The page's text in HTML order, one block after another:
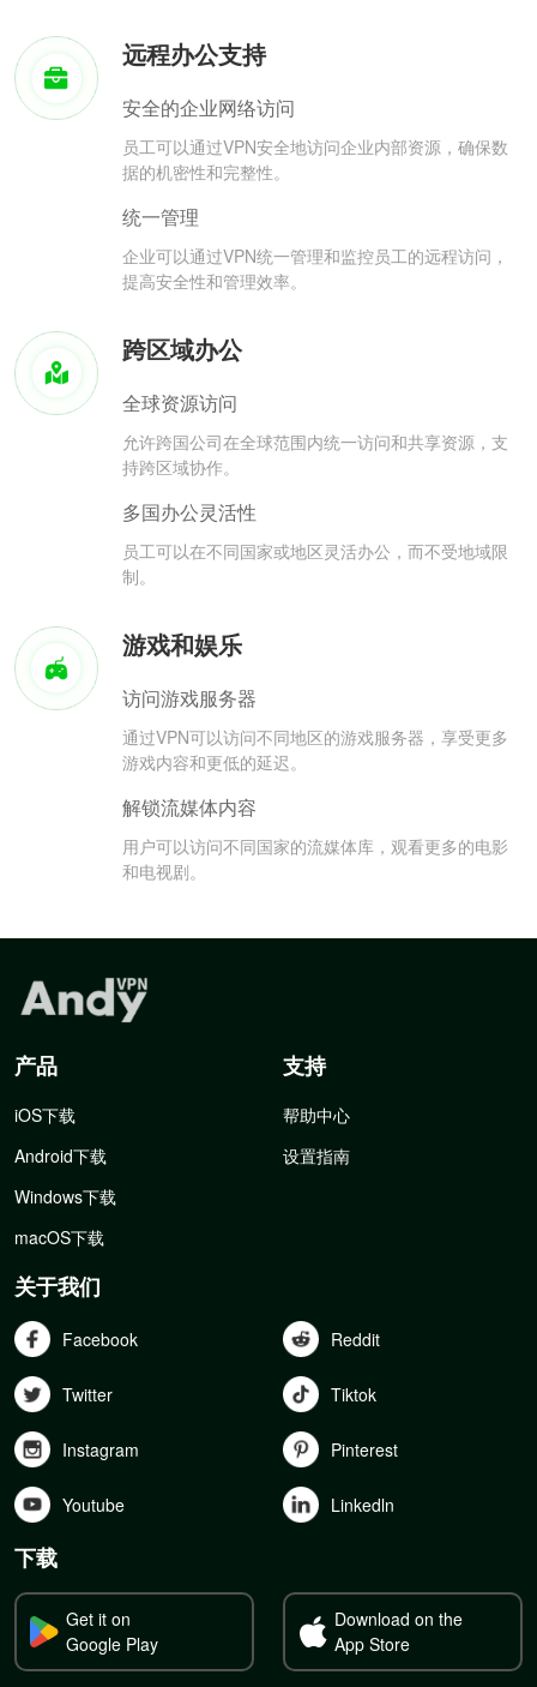
远程办公支持
安全的企业网络访问
员工可以通过VPN安全地访问企业内部资源，确保数
据的机密性和完整性。
统一管理
企业可以通过VPN统一管理和监控员工的远程访问，
提高安全性和管理效率。
跨区域办公
全球资源访问
允许跨国公司在全球范围内统一访问和共享资源，支
持跨区域协作。
多国办公灵活性
员工可以在不同国家或地区灵活办公，而不受地域限
制。
游戏和娱乐
访问游戏服务器
通过VPN可以访问不同地区的游戏服务器，享受更多
游戏内容和更低的延迟。
解锁流媒体内容
用户可以访问不同国家的流媒体库，观看更多的电影
和电视剧。
产品
iOS下载
Android下载
Windows下载
macOS下载
支持
帮助中心
设置指南
关于我们
Facebook Reddit
Twitter Tiktok
Instagram Pinterest
Youtube Linkedln
下载
Get it on
Google Play
Download on the
App Store